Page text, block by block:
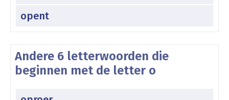
opent
Andere 6 letterwoorden die
beginnen met de letter o